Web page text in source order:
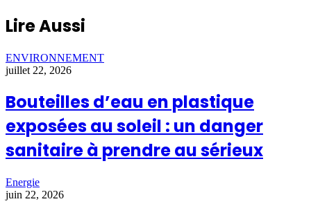
Lire Aussi
ENVIRONNEMENT
juillet 22, 2026
Bouteilles d’eau en plastique
exposées au soleil : un danger
sanitaire à prendre au sérieux
Energie
juin 22, 2026